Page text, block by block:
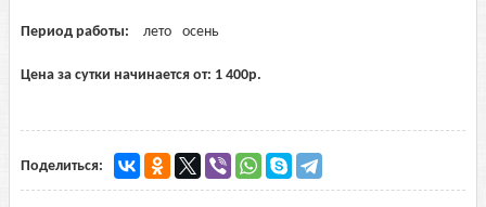
Период работы: лето осень
Цена за сутки начинается от: 1 400р.
Поделиться: